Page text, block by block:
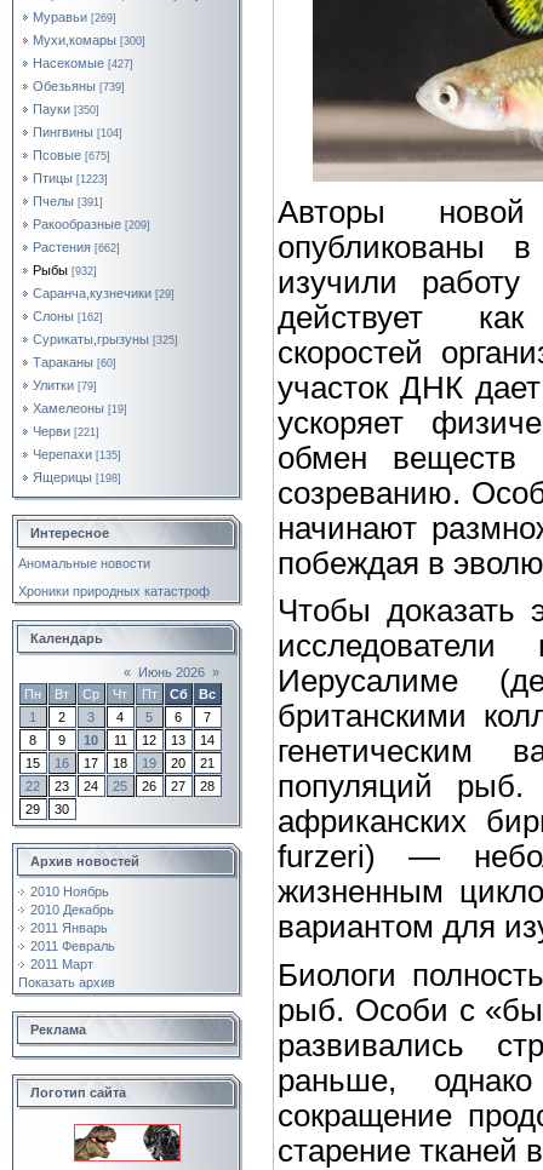
Муравьи [269]
Мухи,комары [300]
Насекомые [427]
Обезьяны [739]
Пауки [350]
Пингвины [104]
Псовые [675]
Птицы [1223]
Пчелы [391]
Ракообразные [209]
Растения [662]
Рыбы [932]
Саранча,кузнечики [29]
Слоны [162]
Сурикаты,грызуны [325]
Тараканы [60]
Улитки [79]
Хамелеоны [19]
Черви [221]
Черепахи [135]
Ящерицы [198]
Интересное
Аномальные новости
Хроники природных катастроф
Календарь
« Июнь 2026 »
Пн
Вт Ср Чт Пт Сб
Вс
1
2 3 4 5 6
7
8
9 10 11 12 13
14
15
16 17 18 19 20
21
22
23 24 25 26 27
28
29
30
Архив новостей
2010 Ноябрь
2010 Декабрь
2011 Январь
2011 Февраль
2011 Март
Показать архив
Реклама
Логотип сайта
Авторы новой
опубликованы
изучили
действует
скоростей
участок ДНК
ускоряет
обмен веществ
созреванию.
начинают
побеждая в
Чтобы доказать
Иерусалиме
британскими
генетическим
популяций рыб.
африканских
furzeri) —
жизненным
вариантом для
Биологи
рыб. Особи с
развивались
раньше,
сокращение
старение тканей